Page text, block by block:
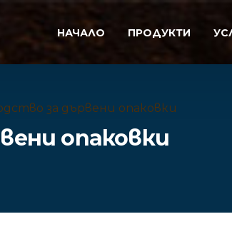
НАЧАЛО ПРОДУКТИ
за дървени опаковки
опаковки